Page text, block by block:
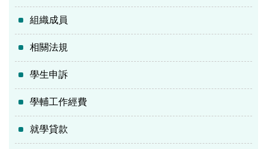
組織成員
相關法規
學生申訴
學輔工作經費
就學貸款